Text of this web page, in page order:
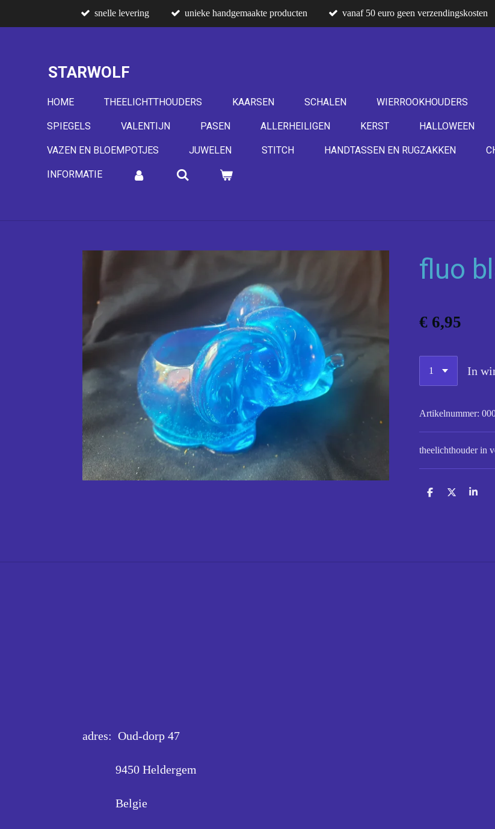
direct
hoofdinhoud
snelle levering unieke handgemaakte producten vanaf 50 euro geen verzendingskosten
STARWOLF
HOME THEELICHTTHOUDERS KAARSEN SCHALEN WIERROOKHOUDERS
SPIEGELS VALENTIJN PASEN ALLERHEILIGEN KERST HALLOWEEN
VAZEN EN BLOEMPOTJES JUWELEN STITCH HANDTASSEN EN RUGZAKKEN
INFORMATIE
fluo
€ 6,95
In
Artikelnummer:
theelichthouder in
D
D
S
adres: Oud-dorp 47
9450 Heldergem
Belgie